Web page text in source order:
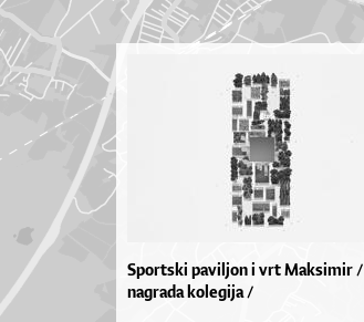
Sportski paviljon i vrt Maksimir /
nagrada kolegija /